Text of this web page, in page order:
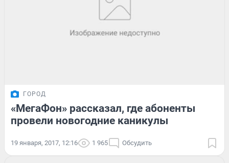
ГОРОД
«МегаФон» рассказал, где абоненты
провели новогодние каникулы
19 января, 2017, 12:16 1 965 Обсудить